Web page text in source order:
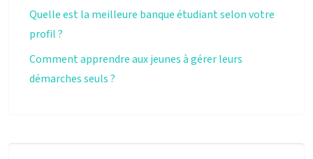
Quelle est la meilleure banque étudiant selon votre
profil ?
Comment apprendre aux jeunes à gérer leurs
démarches seuls ?